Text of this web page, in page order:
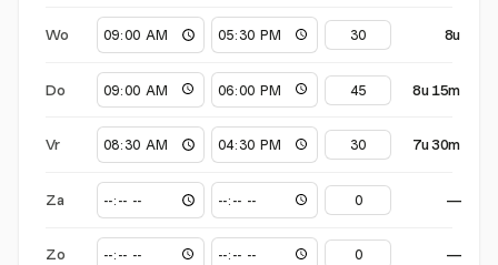
Wo 8u
Do 8u 15m
Vr 7u 30m
Za —
Zo —